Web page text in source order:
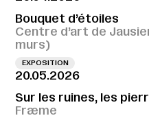
Bouquet d’étoiles
Centre d’art de
murs)
EXPOSITION
20.05.2026
Sur les ruines, les
Fræme